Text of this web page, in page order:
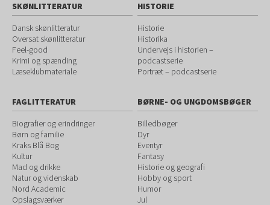
SKØNLITTERATUR
Dansk skønlitteratur
Oversat skønlitteratur
Feel-good
Krimi og spænding
Læseklubmateriale
HISTORIE
Historie
Historika
Undervejs i historien –
podcastserie
Portræt – podcastserie
FAGLITTERATUR
Biografier og erindringer
Børn og familie
Kraks Blå Bog
Kultur
Mad og drikke
Natur og videnskab
Nord Academic
Opslagsværker
BØRNE- OG UNGDOMSBØGER
Billedbøger
Dyr
Eventyr
Fantasy
Historie og geografi
Hobby og sport
Humor
Jul